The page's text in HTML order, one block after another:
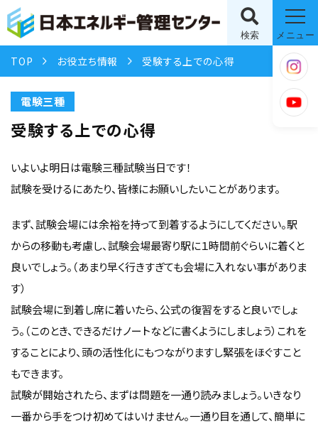
検索 メニュー
TOP お役立ち情報 受験する上での心得
電験三種
受験する上での心得
いよいよ明日は電験三種試験当日です！
試験を受けるにあたり、皆様にお願いしたいことがあります。
まず、試験会場には余裕を持って到着するようにしてください。駅
からの移動も考慮し、試験会場最寄り駅に１時間前ぐらいに着くと
良いでしょう。（あまり早く行きすぎても会場に入れない事がありま
す）
試験会場に到着し席に着いたら、公式の復習をすると良いでしょ
う。（このとき、できるだけノートなどに書くようにしましょう）これを
することにより、頭の活性化にもつながりますし緊張をほぐすこと
もできます。
試験が開始されたら、まずは問題を一通り読みましょう。いきなり
一番から手をつけ初めてはいけません。一通り目を通して、簡単に